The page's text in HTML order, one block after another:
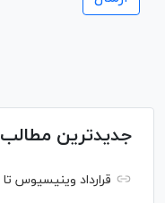
جدیدترین مطالب
قرارداد وینیسیوس تا ۲۰۳۲ با رئال‌ تمدید شد